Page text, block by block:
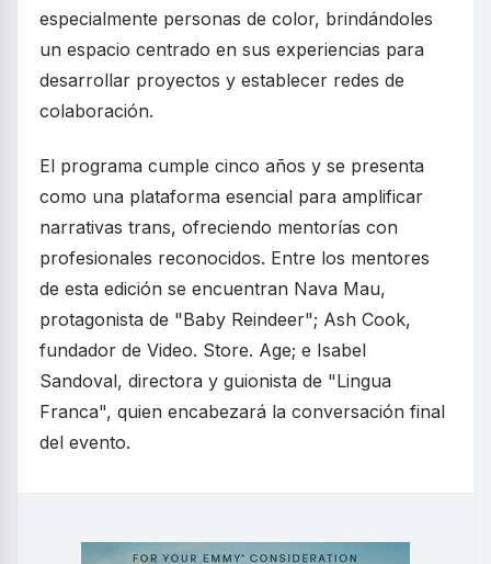
especialmente personas de color, brindándoles
un espacio centrado en sus experiencias para
desarrollar proyectos y establecer redes de
colaboración.
El programa cumple cinco años y se presenta
como una plataforma esencial para amplificar
narrativas trans, ofreciendo mentorías con
profesionales reconocidos. Entre los mentores
de esta edición se encuentran Nava Mau,
protagonista de "Baby Reindeer"; Ash Cook,
fundador de Video. Store. Age; e Isabel
Sandoval, directora y guionista de "Lingua
Franca", quien encabezará la conversación final
del evento.